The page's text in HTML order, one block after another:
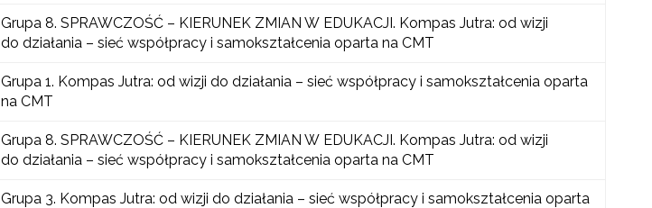
Grupa 8. SPRAWCZOŚĆ – KIERUNEK ZMIAN W EDUKACJI. Kompas Jutra: od wizji
do działania – sieć współpracy i samokształcenia oparta na CMT
Grupa 1. Kompas Jutra: od wizji do działania – sieć współpracy i samokształcenia oparta
na CMT
Grupa 8. SPRAWCZOŚĆ – KIERUNEK ZMIAN W EDUKACJI. Kompas Jutra: od wizji
do działania – sieć współpracy i samokształcenia oparta na CMT
Grupa 3. Kompas Jutra: od wizji do działania – sieć współpracy i samokształcenia oparta